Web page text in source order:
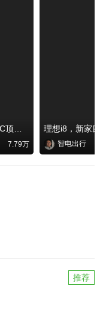
来看中国CTCC顶级赛事艾瑞泽8 pro赛车如何脱颖而出
7.79万 智电出行
推荐